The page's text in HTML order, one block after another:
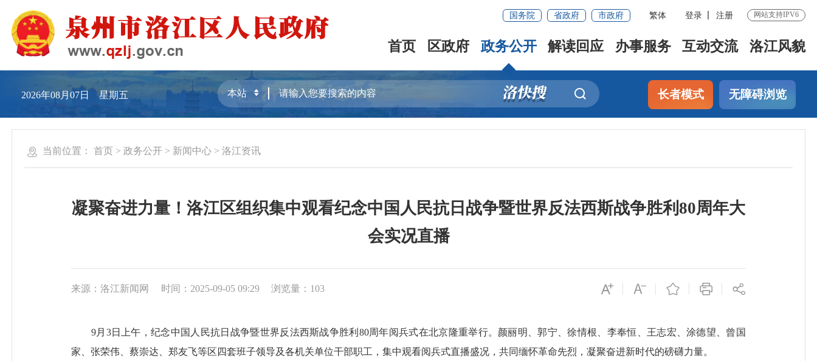
国务院 省政府 市政府 繁体 登录 注册 网站支持IPV6
首页 区政府 政务公开 解读回应 办事服务 互动交流 洛江风貌
2026年08月07日 星期五 长者模式 无障碍浏览
当前位置： 首页 >政务公开 > 新闻中心 >洛江资讯
凝聚奋进力量！洛江区组织集中观看纪念中国人民抗日战争暨世界反法西斯战争胜利80周年大
会实况直播
来源：洛江新闻网 时间：2025-09-05 09:29 浏览量： 103
9月3日上午，纪念中国人民抗日战争暨世界反法西斯战争胜利80周年阅兵式在北京隆重举行。颜丽明、郭宁、徐情根、李奉恒、王志宏、涂德望、曾国
家、张荣伟、蔡崇达、郑友飞等区四套班子领导及各机关单位干部职工，集中观看阅兵式直播盛况，共同缅怀革命先烈，凝聚奋进新时代的磅礴力量。